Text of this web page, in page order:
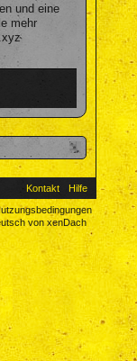
und eine
mehr
Kontakt
Hilfe
von xenDach